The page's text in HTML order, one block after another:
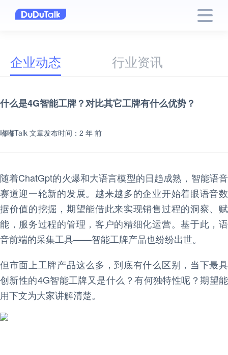
企业动态 行业资讯
什么是4G智能工牌？对比其它工牌有什么优势？
嘟嘟Talk 文章发布时间：2 年 前
随着ChatGpt的火爆和大语言模型的日趋成熟，智能语音
赛道迎一轮新的发展。越来越多的企业开始着眼语音数
据价值的挖掘，期望能借此来实现销售过程的洞察、赋
能，服务过程的管理，客户的精细化运营。基于此，语
音前端的采集工具——智能工牌产品也纷纷出世。
但市面上工牌产品这么多，到底有什么区别，当下最具
创新性的4G智能工牌又是什么？有何独特性呢？期望能
用下文为大家讲解清楚。